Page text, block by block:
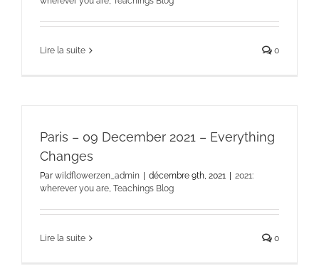
Lire la suite 0
Paris – 09 December 2021 – Everything
Changes
Par wildflowerzen_admin | décembre 9th, 2021 | 2021:
wherever you are Teachings Blog
Lire la suite 0